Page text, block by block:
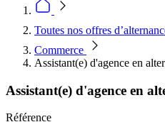
Toutes nos offres
Commerce
Assistant(e) d'agence en
Assistant(e) d'agence en
Référence